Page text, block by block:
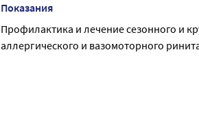
Показания
Профилактика и лечение сезонного и
аллергического и вазомоторного